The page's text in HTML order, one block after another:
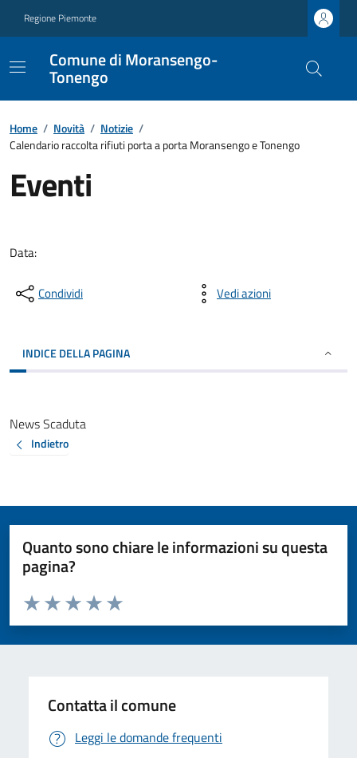
Regione Piemonte
Comune di Moransengo-
Tonengo
Home / Novità / Notizie /
Calendario raccolta rifiuti porta a porta Moransengo e Tonengo
Eventi
Data:
Condividi Vedi azioni
INDICE DELLA PAGINA
News Scaduta
Indietro
Quanto sono chiare le informazioni su questa
pagina?
Valuta da 1 a 5 stelle la pagina
Valuta 5 stelle su 5
Valuta 4 stelle su 5
Valuta 3 stelle su 5
Valuta 2 stelle su 5
Valuta 1 stelle su 5
Contatta il comune
Leggi le domande frequenti